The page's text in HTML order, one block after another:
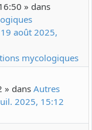
» dans
19 août 2025,
mycologiques
» dans Autres
2025, 15:12